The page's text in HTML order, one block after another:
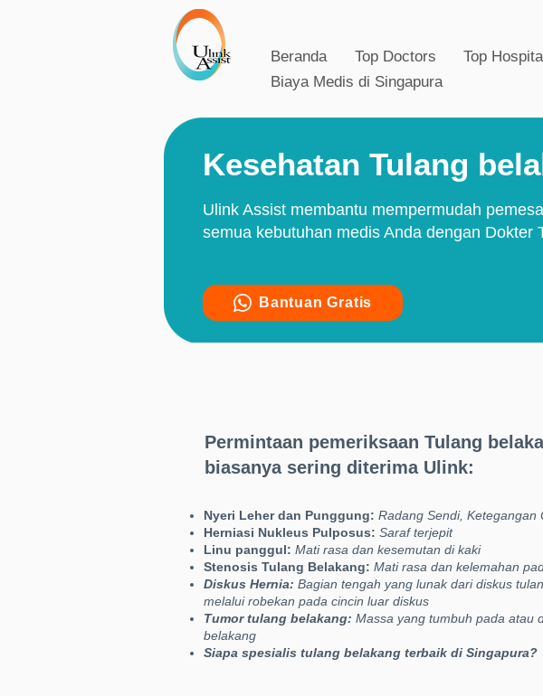
Beranda Top Doctors Top
Biaya Medis di Singapura
Kesehatan Tulang
Ulink Assist membantu mempermudah
semua kebutuhan medis Anda dengan Dokter
Bantuan Gratis
Permintaan pemeriksaan Tulang
biasanya sering diterima Ulink:
Nyeri Leher dan Punggung: Radang Sendi, Ketegangan
Herniasi Nukleus Pulposus: Saraf terjepit
Linu panggul: Mati rasa dan kesemutan di kaki
Stenosis Tulang Belakang: Mati rasa dan kelemahan
Diskus Hernia: Bagian tengah yang lunak dari diskus
melalui robekan pada cincin luar diskus
Tumor tulang belakang: Massa yang tumbuh pada atau
belakang
Siapa spesialis tulang belakang terbaik di Singapura?